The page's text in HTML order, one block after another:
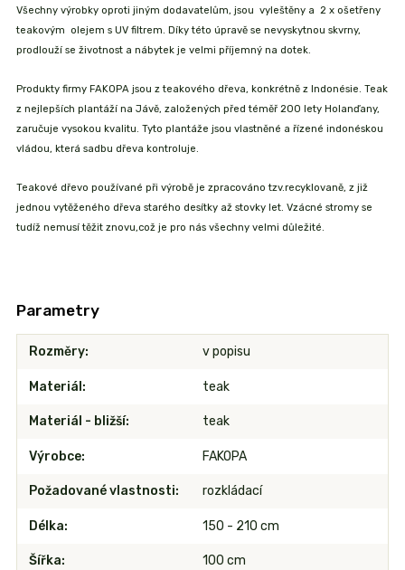
Všechny výrobky oproti jiným dodavatelům, jsou vyleštěny a 2 x ošetřeny
teakovým olejem s UV filtrem. Díky této úpravě se nevyskytnou skvrny,
prodlouží se životnost a nábytek je velmi příjemný na dotek.
Produkty firmy FAKOPA jsou z teakového dřeva, konkrétně z Indonésie. Teak
z nejlepších plantáží na Jávě, založených před téměř 200 lety Holanďany,
zaručuje vysokou kvalitu. Tyto plantáže jsou vlastněné a řízené indonéskou
vládou, která sadbu dřeva kontroluje.
Teakové dřevo používané při výrobě je zpracováno tzv.recyklovaně, z již
jednou vytěženého dřeva starého desítky až stovky let. Vzácné stromy se
tudíž nemusí těžit znovu,což je pro nás všechny velmi důležité.
Parametry
Rozměry v popisu
Materiál teak
Materiál - bližší teak
Výrobce FAKOPA
Požadované vlastnosti rozkládací
Délka 150 - 210 cm
Šířka 100 cm